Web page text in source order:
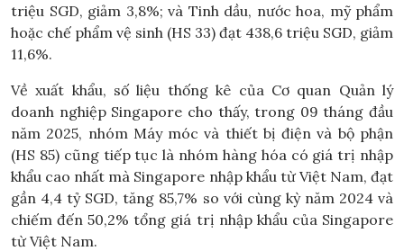
triệu SGD, giảm 3,8%; và Tinh dầu, nước hoa, mỹ phẩm
hoặc chế phẩm vệ sinh (HS 33) đạt 438,6 triệu SGD, giảm
11,6%.
Về xuất khẩu, số liệu thống kê của Cơ quan Quản lý
doanh nghiệp Singapore cho thấy, trong 09 tháng đầu
năm 2025, nhóm Máy móc và thiết bị điện và bộ phận
(HS 85) cũng tiếp tục là nhóm hàng hóa có giá trị nhập
khẩu cao nhất mà Singapore nhập khẩu từ Việt Nam, đạt
gần 4,4 tỷ SGD, tăng 85,7% so với cùng kỳ năm 2024 và
chiếm đến 50,2% tổng giá trị nhập khẩu của Singapore
từ Việt Nam.